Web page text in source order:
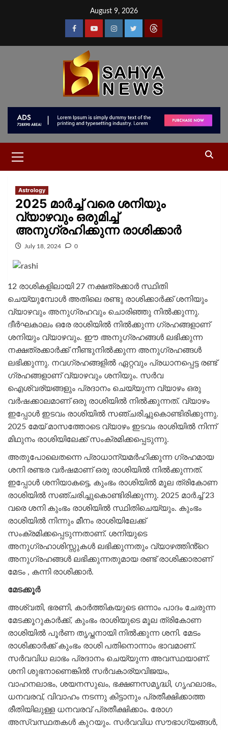
August 9, 2026
Astrology
2025 മാർച്ച് വരെ ശനിയും
വ്യാഴവും ഒരുമിച്ച്
അനുഗ്രഹിക്കുന്ന രാശിക്കാർ
July 18, 2024 0
12 രാശികളിലായി 27 നക്ഷത്രക്കാർ സ്ഥിതി
ചെയ്യുമ്പോൾ അതിലെ രണ്ടു രാശിക്കാർക്ക് ശനിയും
വ്യാഴവും അനുഗ്രഹവും ചൊരിഞ്ഞു നിൽക്കുന്നു.
ദീർഘകാലം ഒരേ രാശിയിൽ നിൽക്കുന്ന ഗ്രഹങ്ങളാണ്
ശനിയും വ്യാഴവും. ഈ അനുഗ്രഹങ്ങൾ ലഭിക്കുന്ന
നക്ഷത്രക്കാർക്ക് നീണ്ടുനിൽക്കുന്ന അനുഗ്രഹങ്ങൾ
ലഭിക്കുന്നു. നവഗ്രഹങ്ങളിൽ ഏറ്റവും പ്രധാനപ്പെട്ട രണ്ട്
ഗ്രഹങ്ങളാണ് വ്യാഴവും ശനിയും. സർവ
ഐശ്വര്യങ്ങളും പ്രദാനം ചെയ്യുന്ന വ്യാഴം ഒരു
വർഷക്കാലമാണ് ഒരു രാശിയിൽ നിൽക്കുന്നത്. വ്യാഴം
ഇപ്പോൾ ഇടവം രാശിയിൽ സഞ്ചരിച്ചുകൊണ്ടിരിക്കുന്നു.
2025 മേയ് മാസത്തോടെ വ്യാഴം ഇടവം രാശിയിൽ നിന്ന്
മിഥുനം രാശിയിലേക്ക് സംക്രമിക്കപ്പെടുന്നു.
അതുപോലെതന്നെ പ്രാധാന്യമർഹിക്കുന്ന ഗ്രഹമായ
ശനി രണ്ടര വർഷമാണ് ഒരു രാശിയിൽ നിൽക്കുന്നത്.
ഇപ്പോൾ ശനിയാകട്ടെ, കുംഭം രാശിയിൽ മൂല ത്രികോണ
രാശിയിൽ സഞ്ചരിച്ചുകൊണ്ടിരിക്കുന്നു. 2025 മാർച്ച് 23
വരെ ശനി കുംഭം രാശിയിൽ സ്ഥിതിചെയ്യും. കുംഭം
രാശിയിൽ നിന്നും മീനം രാശിയിലേക്ക്
സംക്രമിക്കപ്പെടുന്നതാണ്. ശനിയുടെ
അനുഗ്രഹാശിസ്സുകൾ ലഭിക്കുന്നതും വ്യാഴത്തിൻ്റെ
അനുഗ്രഹങ്ങൾ ലഭിക്കുന്നതുമായ രണ്ട് രാശിക്കാരാണ്
മേടം , കന്നി രാശിക്കാർ.
മേടക്കൂർ
അശ്വതി, ഭരണി, കാർത്തികയുടെ ഒന്നാം പാദം ചേരുന്ന
മേടക്കൂറുകാർക്ക്, കുംഭം രാശിയുടെ മൂല ത്രികോണ
രാശിയിൽ പൂർണ തൃപ്തനായി നിൽക്കുന്ന ശനി. മേടം
രാശിക്കാർക്ക് കുംഭം രാശി പതിനൊന്നാം ഭാവമാണ്.
സർവവിധ ലാഭം പ്രദാനം ചെയ്യുന്ന അവസ്ഥയാണ്.
ശനി ശുഭനാണെങ്കിൽ സർവകാര്യവിജയം,
വാഹനലാഭം, ശയനസുഖം, ഭക്ഷണസമൃദ്ധി, ഗൃഹലാഭം,
ധനവരവ്, വിവാഹം നടന്നു കിട്ടാനും പ്രതീക്ഷിക്കാത്ത
രീതിയിലുള്ള ധനവരവ് പ്രതീക്ഷിക്കാം. രോഗ
അസ്വസ്ഥതകൾ കുറയും. സർവവിധ സൗഭാഗ്യങ്ങൾ,